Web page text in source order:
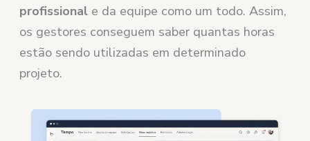
profissional e da equipe como um todo. Assim,
os gestores conseguem saber quantas horas
estão sendo utilizadas em determinado
projeto.